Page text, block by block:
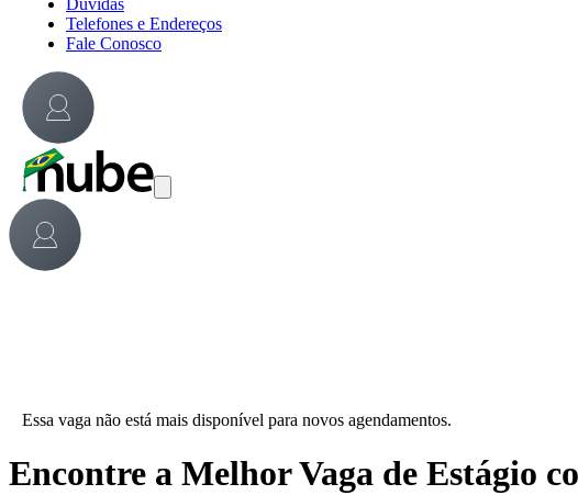
Dúvidas
Telefones e Endereços
Fale Conosco
Essa vaga não está mais disponível para novos agendamentos.
Encontre a Melhor Vaga de Estágio